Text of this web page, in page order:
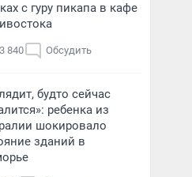
с гуру пикапа в кафе
840 Обсудить
будто сейчас
ребенка из
шокировало
зданий в